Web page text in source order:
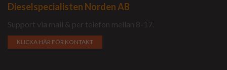
Dieselspecialisten Norden AB
Support via mail & per telefon mellan 8-17.
KLICKA HÄR FÖR KONTAKT